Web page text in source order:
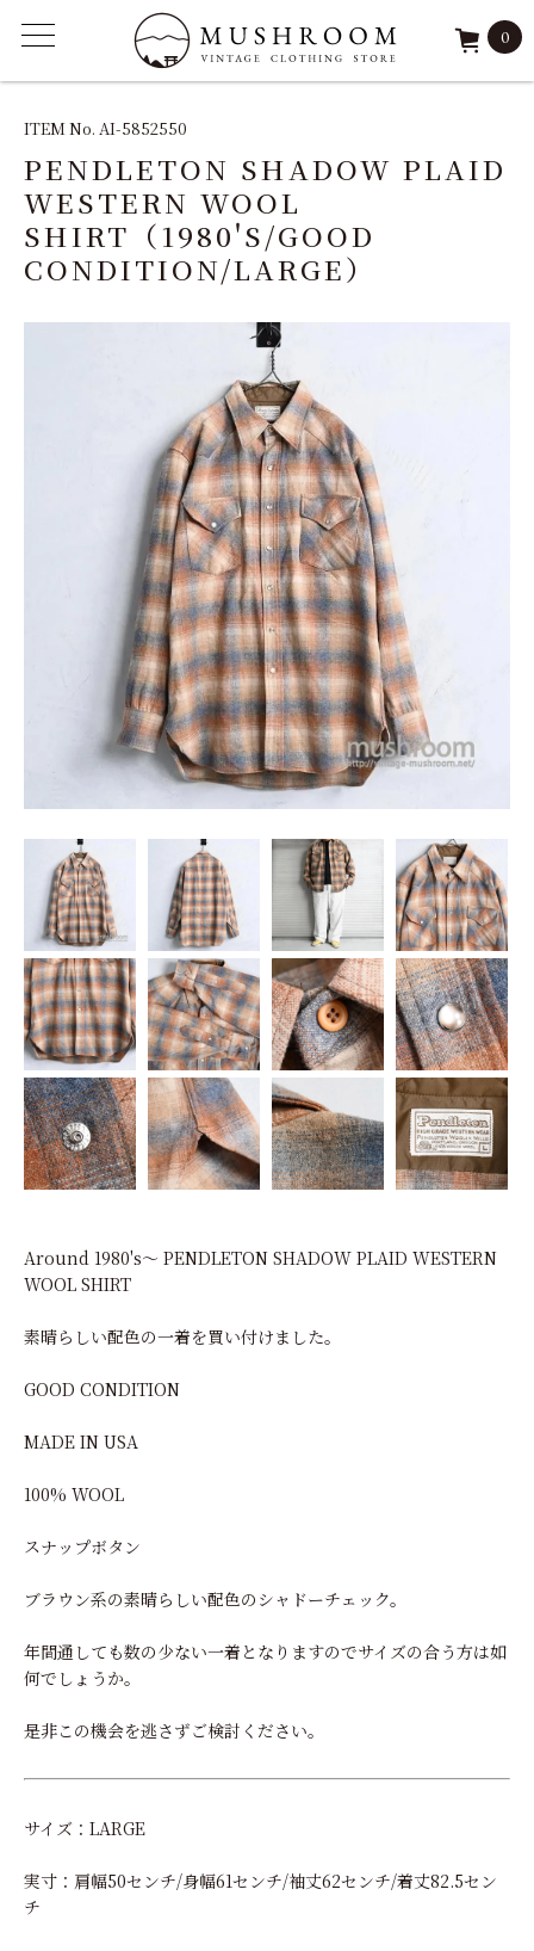
FEATURE
ARCHIVE
SOLD
0
ITEM No. AI-5852550
PENDLETON SHADOW PLAID
WESTERN WOOL
SHIRT（1980'S/GOOD
CONDITION/LARGE）
Around 1980's～ PENDLETON SHADOW PLAID WESTERN
WOOL SHIRT
素晴らしい配色の一着を買い付けました。
GOOD CONDITION
MADE IN USA
100% WOOL
スナップボタン
ブラウン系の素晴らしい配色のシャドーチェック。
年間通しても数の少ない一着となりますのでサイズの合う方は如
何でしょうか。
是非この機会を逃さずご検討ください。
サイズ：LARGE
実寸：肩幅50センチ/身幅61センチ/袖丈62センチ/着丈82.5セン
チ